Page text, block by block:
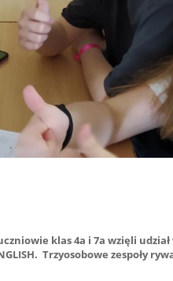
klas 4a i 7a wzięli
Trzyosobowe zespoły